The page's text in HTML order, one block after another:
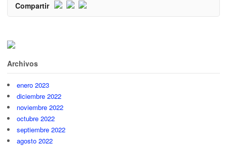
Compartir
Archivos
enero 2023
diciembre 2022
noviembre 2022
octubre 2022
septiembre 2022
agosto 2022